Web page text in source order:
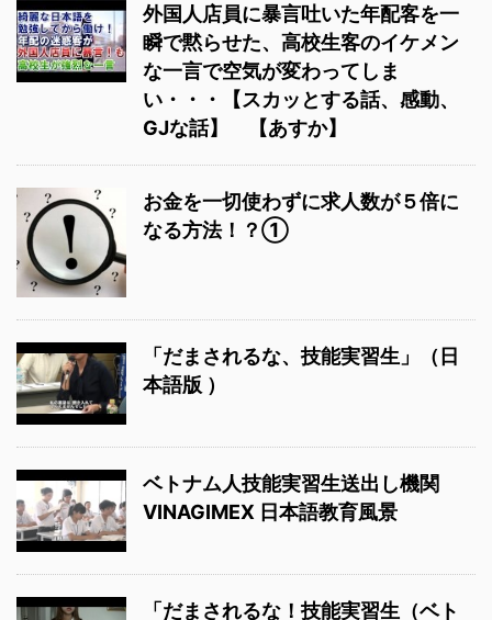
外国人店員に暴言吐いた年配客を一
瞬で黙らせた、高校生客のイケメン
な一言で空気が変わってしま
い・・・【スカッとする話、感動、
GJな話】 【あすか】
お金を一切使わずに求人数が５倍に
なる方法！？①
「だまされるな、技能実習生」（日
本語版 ）
ベトナム人技能実習生送出し機関
VINAGIMEX 日本語教育風景
「だまされるな！技能実習生（ベト